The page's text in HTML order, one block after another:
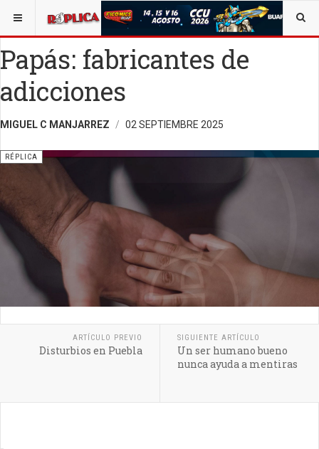
ESTÁ AQUÍ: VIDA Y SOCIEDAD OPINIÓN RÉPLICA
Papás: fabricantes de
adicciones
MIGUEL C MANJARREZ 02 SEPTIEMBRE 2025
RÉPLICA
ARTÍCULO PREVIO
Disturbios en Puebla
SIGUIENTE ARTÍCULO
Un ser humano bueno
nunca ayuda a mentiras